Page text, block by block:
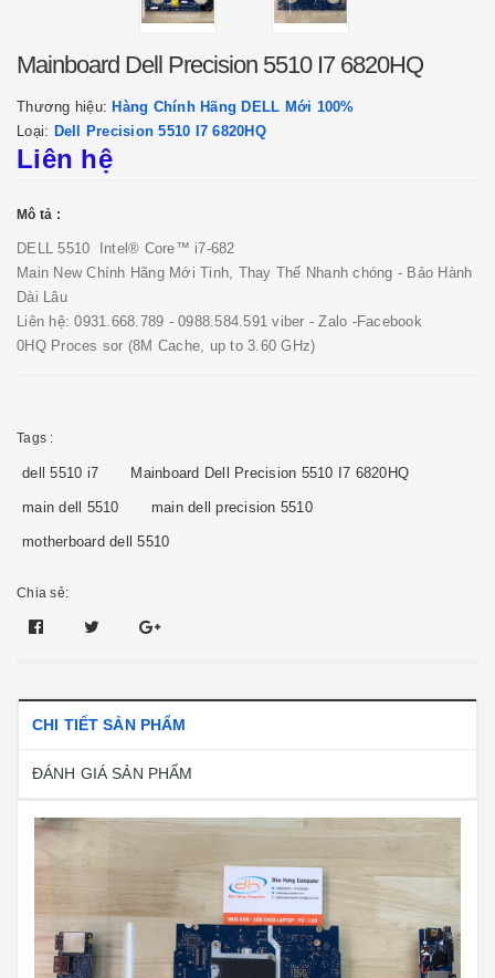
Mainboard Dell Precision 5510 I7 6820HQ
Thương hiệu: Hàng Chính Hãng DELL Mới 100%
Loại: Dell Precision 5510 I7 6820HQ
Liên hệ
Mô tả :
DELL 5510 Intel® Core™ i7-682
Main New Chính Hãng Mới Tinh, Thay Thế Nhanh chóng - Bảo Hành
Dài Lâu
Liên hệ: 0931.668.789 - 0988.584.591 viber - Zalo -Facebook
0HQ Proces sor (8M Cache, up to 3.60 GHz)
Tags :
dell 5510 i7 Mainboard Dell Precision 5510 I7 6820HQ
main dell 5510 main dell precision 5510
motherboard dell 5510
Chia sẻ:
CHI TIẾT SẢN PHẨM
ĐÁNH GIÁ SẢN PHẨM